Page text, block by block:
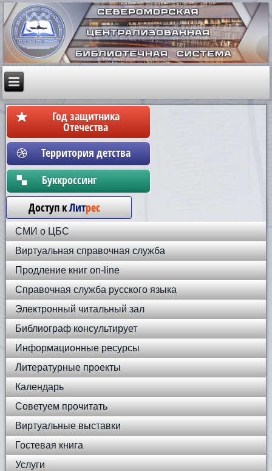
Год защитника
Отечества
Территория детства
Бyккpoccинг
Доступ кЛитрес
СМИ о ЦБС
Виртуальная справочная служба
Продление книг on-line
Справочная служба русского языка
Электронный читальный зал
Библиограф консультирует
Информационные ресурсы
Литературные проекты
Календарь
Советуем прочитать
Виртуальные выставки
Гостевая книга
Услуги